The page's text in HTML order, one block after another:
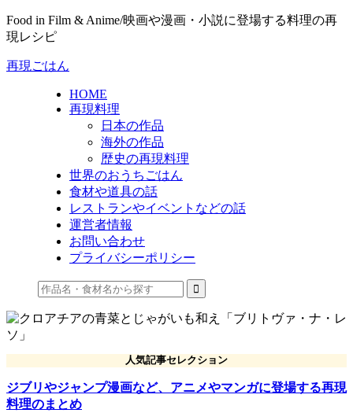
Food in Film & Anime/映画や漫画・小説に登場する料理の再
現レシピ
再現ごはん
HOME
再現料理
日本の作品
海外の作品
歴史の再現料理
世界のおうちごはん
食材や道具の話
レストランやイベントなどの話
運営者情報
お問い合わせ
プライバシーポリシー
人気記事セレクション
ジブリやジャンプ漫画など、アニメやマンガに登場する再現
料理のまとめ